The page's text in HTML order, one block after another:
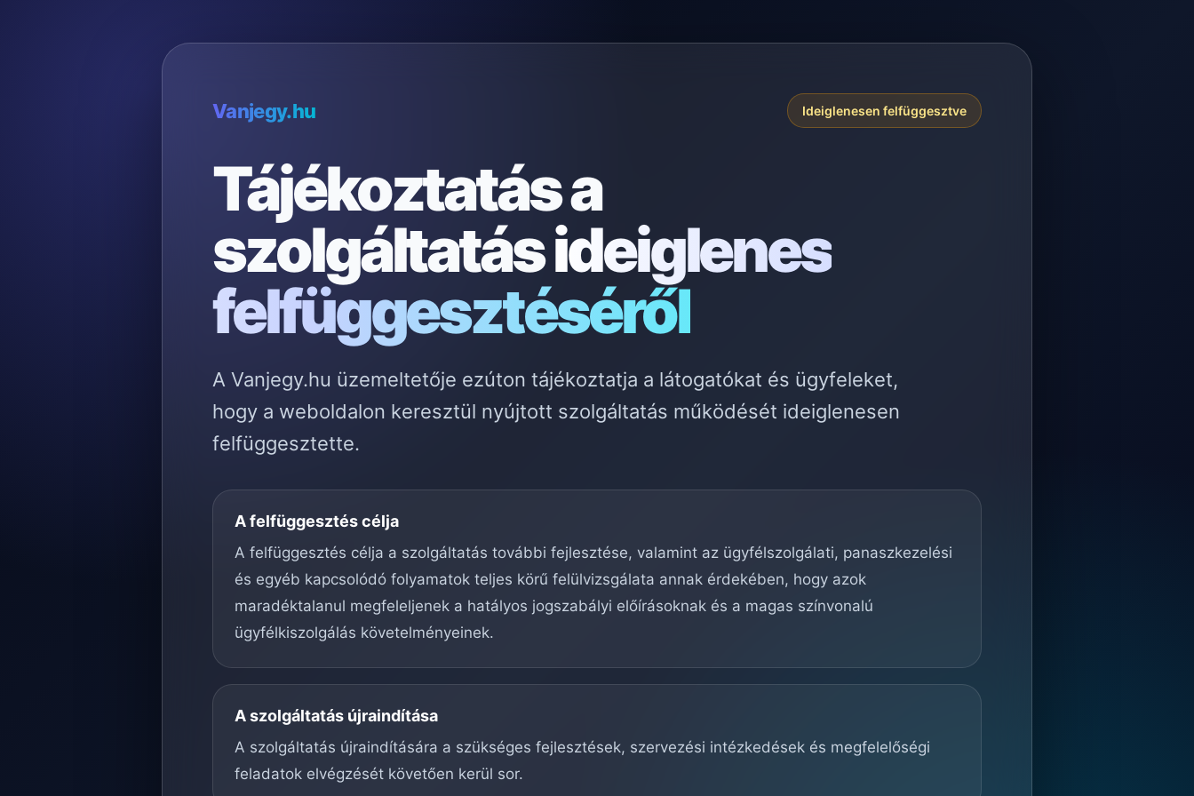
Vanjegy.hu Ideiglenesen felfüggesztve
Tájékoztatás a
szolgáltatásideiglenes
felfüggesztéséről
A Vanjegy.hu üzemeltetője ezúton tájékoztatja a látogatókat és ügyfeleket,
hogy a weboldalon keresztül nyújtott szolgáltatás működését ideiglenesen
felfüggesztette.
A felfüggesztés célja
A felfüggesztés célja a szolgáltatás további fejlesztése, valamint az ügyfélszolgálati, panaszkezelési
és egyéb kapcsolódó folyamatok teljes körű felülvizsgálata annak érdekében, hogy azok
maradéktalanul megfeleljenek a hatályos jogszabályi előírásoknak és a magas színvonalú
ügyfélkiszolgálás követelményeinek.
A szolgáltatás újraindítása
A szolgáltatás újraindítására a szükséges fejlesztések, szervezési intézkedések és megfelelőségi
feladatok elvégzését követően kerül sor.